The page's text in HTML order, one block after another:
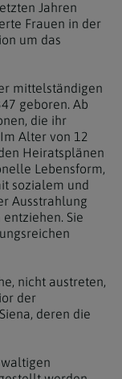
Jahren
Frauen in der
um das
mittelständigen
geboren. Ab
die ihr
Alter von 12
Heiratsplänen
Lebensform,
sozialem und
Ausstrahlung
Sie
nicht austreten,
der
deren die